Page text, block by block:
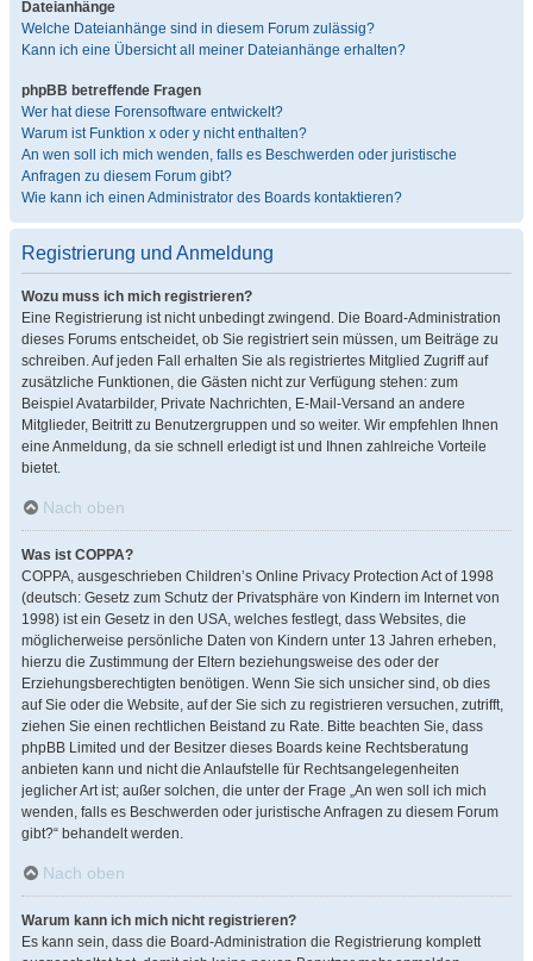
Dateianhänge
Welche Dateianhänge sind in diesem Forum zulässig?
Kann ich eine Übersicht all meiner Dateianhänge erhalten?
phpBB betreffende Fragen
Wer hat diese Forensoftware entwickelt?
Warum ist Funktion x oder y nicht enthalten?
An wen soll ich mich wenden, falls es Beschwerden oder juristische
Anfragen zu diesem Forum gibt?
Wie kann ich einen Administrator des Boards kontaktieren?
Registrierung und Anmeldung
Wozu muss ich mich registrieren?
Eine Registrierung ist nicht unbedingt zwingend. Die Board-Administration
dieses Forums entscheidet, ob Sie registriert sein müssen, um Beiträge zu
schreiben. Auf jeden Fall erhalten Sie als registriertes Mitglied Zugriff auf
zusätzliche Funktionen, die Gästen nicht zur Verfügung stehen: zum
Beispiel Avatarbilder, Private Nachrichten, E-Mail-Versand an andere
Mitglieder, Beitritt zu Benutzergruppen und so weiter. Wir empfehlen Ihnen
eine Anmeldung, da sie schnell erledigt ist und Ihnen zahlreiche Vorteile
bietet.
Nach oben
Was ist COPPA?
COPPA, ausgeschrieben Children’s Online Privacy Protection Act of 1998
(deutsch: Gesetz zum Schutz der Privatsphäre von Kindern im Internet von
1998) ist ein Gesetz in den USA, welches festlegt, dass Websites, die
möglicherweise persönliche Daten von Kindern unter 13 Jahren erheben,
hierzu die Zustimmung der Eltern beziehungsweise des oder der
Erziehungsberechtigten benötigen. Wenn Sie sich unsicher sind, ob dies
auf Sie oder die Website, auf der Sie sich zu registrieren versuchen, zutrifft,
ziehen Sie einen rechtlichen Beistand zu Rate. Bitte beachten Sie, dass
phpBB Limited und der Besitzer dieses Boards keine Rechtsberatung
anbieten kann und nicht die Anlaufstelle für Rechtsangelegenheiten
jeglicher Art ist; außer solchen, die unter der Frage „An wen soll ich mich
wenden, falls es Beschwerden oder juristische Anfragen zu diesem Forum
gibt?“ behandelt werden.
Nach oben
Warum kann ich mich nicht registrieren?
Es kann sein, dass die Board-Administration die Registrierung komplett